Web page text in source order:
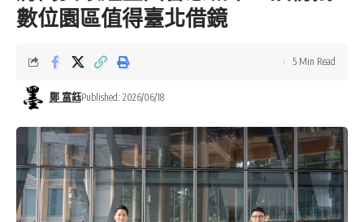
數位園區值得臺北借鏡
鄭 富鈺Published: 2026/06/18
5 Min Read